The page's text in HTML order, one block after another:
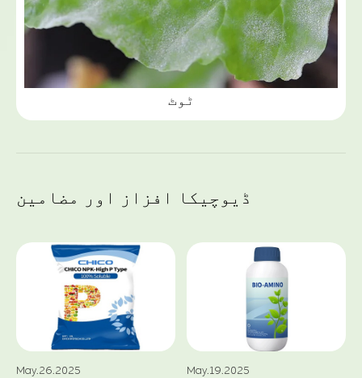
ٹوٹ
ڈیوچیکا افزاز اور مضامین
May.26.2025 May.19.2025